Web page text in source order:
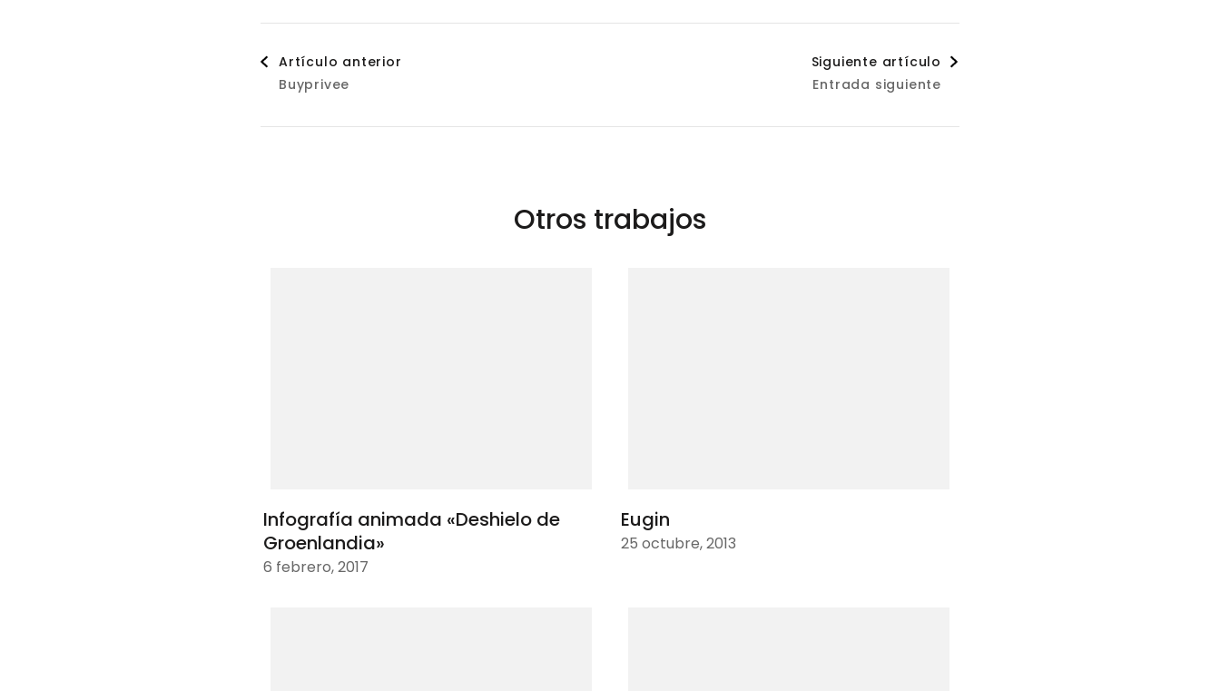
Navegación
de
Artículo anterior
Buyprivee
Siguiente artículo
Entrada siguiente
Otros trabajos
Infografía animada «Deshielo de
Groenlandia»
6 febrero, 2017
Eugin
25 octubre, 2013